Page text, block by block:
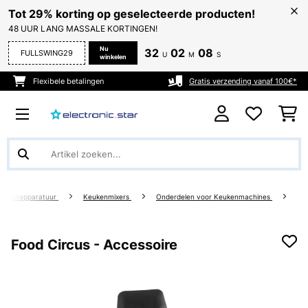
Tot 29% korting op geselecteerde producten!
48 UUR LANG MASSALE KORTINGEN!
FULLSWING29
Nu
winkelen
32 U 02 M 07 S
Flexibele betalingen Gratis verzending vanaf 100€*
Keukenmixers Onderdelen voor Keukenmachines
Food Circus - Accessoire